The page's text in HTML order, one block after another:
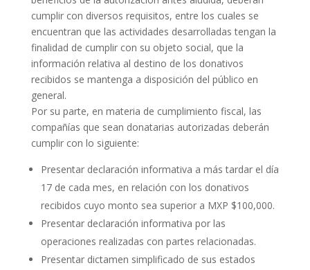
cumplir con diversos requisitos, entre los cuales se
encuentran que las actividades desarrolladas tengan la
finalidad de cumplir con su objeto social, que la
información relativa al destino de los donativos
recibidos se mantenga a disposición del público en
general.
Por su parte, en materia de cumplimiento fiscal, las
compañías que sean donatarias autorizadas deberán
cumplir con lo siguiente:
Presentar declaración informativa a más tardar el día
17 de cada mes, en relación con los donativos
recibidos cuyo monto sea superior a MXP $100,000.
Presentar declaración informativa por las
operaciones realizadas con partes relacionadas.
Presentar dictamen simplificado de sus estados